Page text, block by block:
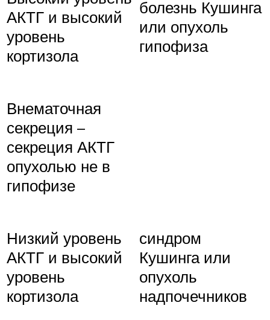
АКТГ и высокий
уровень
кортизола
болезнь Кушинга
или опухоль
гипофиза
Внематочная
секреция –
секреция АКТГ
опухолью не в
гипофизе
Низкий уровень
АКТГ и высокий
уровень
кортизола
синдром
Кушинга или
опухоль
надпочечников